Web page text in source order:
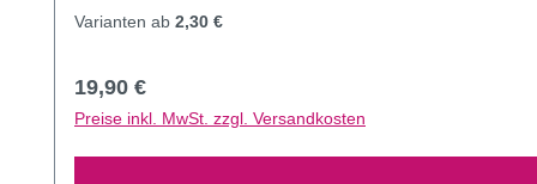
Varianten ab 2,30 €
Regulärer Preis:
19,90 €
Preise inkl. MwSt. zzgl. Versandkosten